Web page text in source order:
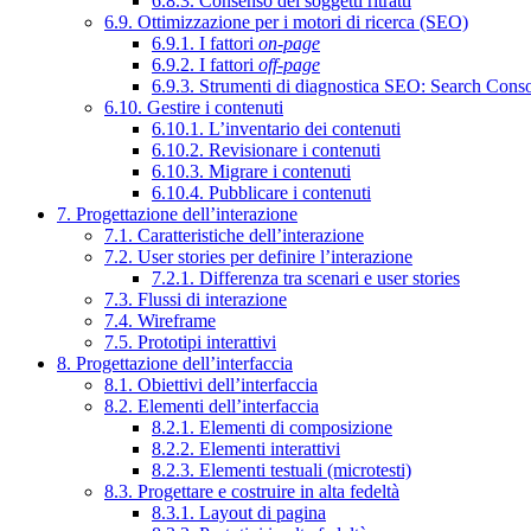
6.9. Ottimizzazione per i motori di ricerca (SEO)
6.9.1. I fattori on-page
6.9.2. I fattori off-page
6.9.3. Strumenti di diagnostica SEO: Search
6.10. Gestire i contenuti
6.10.1. L’inventario dei contenuti
6.10.2. Revisionare i contenuti
6.10.3. Migrare i contenuti
6.10.4. Pubblicare i contenuti
7. Progettazione dell’interazione
7.1. Caratteristiche dell’interazione
7.2. User stories per definire l’interazione
7.2.1. Differenza tra scenari e user stories
7.3. Flussi di interazione
7.4. Wireframe
7.5. Prototipi interattivi
8. Progettazione dell’interfaccia
8.1. Obiettivi dell’interfaccia
8.2. Elementi dell’interfaccia
8.2.1. Elementi di composizione
8.2.2. Elementi interattivi
8.2.3. Elementi testuali (microtesti)
8.3. Progettare e costruire in alta fedeltà
8.3.1. Layout di pagina